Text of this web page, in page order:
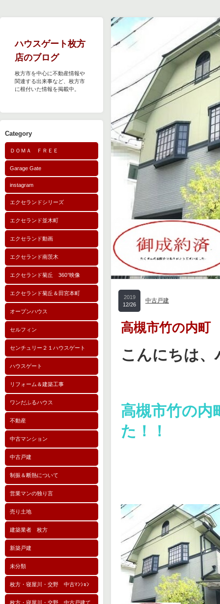
ハウスゲート枚方
店のブログ
枚方市を中心に不動産情報や
関連する出来事など、枚方市
に根付いた情報を掲載中。
Category
ＤＯＭＡ ＦＲＥＥ
Garage Gate
instagram
エクセランドシリーズ
エクセランド並木町
エクセランド動画
エクセランド南茨木
エクセランド菊丘 360°映像
エクセランド菊丘＆田宮本町
オープンハウス
セルフィン
センチュリー２１ハウスゲート
ハウスゲート
リフォーム＆建築工事
ワンだふるハウス
不動産
中古マンション
中古戸建
制振＆断熱について
営業マンの独り言
売り土地
建築業者 枚方
新築戸建
未分類
枚方・寝屋川・交野 中古ﾏﾝｼｮﾝ
枚方・寝屋川・交野 中古戸建て
2019
12/26
中古戸建
高槻市竹の内
こんにちは
高槻市竹の
た！！